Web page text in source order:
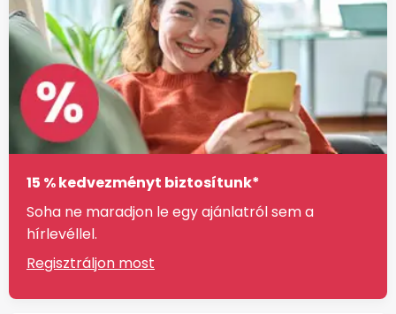
15 % kedvezményt biztosítunk*
Soha ne maradjon le egy ajánlatról sem a
hírlevéllel.
Regisztráljon most